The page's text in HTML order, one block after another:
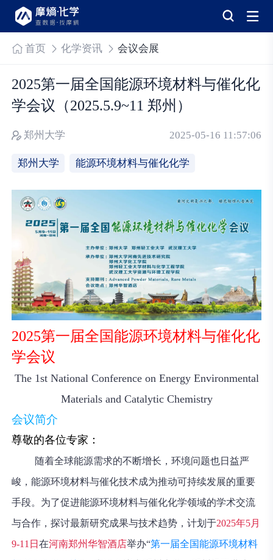
首页 化学资讯 会议会展
2025第一届全国能源环境材料与催化化
学会议（2025.5.9~11 郑州）
郑州大学 2025-05-16 11:57:06
郑州大学 能源环境材料与催化化学
2025第一届全国能源环境材料与催化化
学会议
The 1stNational Conference on Energy Environmental
Materials and Catalytic Chemistry
会议简介
尊敬的各位专家：
随着全球能源需求的不断增长，环境问题也日益严
峻，能源环境材料与催化技术成为推动可持续发展的重要
手段。为了促进能源环境材料与催化化学领域的学术交流
与合作，探讨最新研究成果与技术趋势，计划于2025年5月
9-11日在河南郑州华智酒店举办“第一届全国能源环境材料